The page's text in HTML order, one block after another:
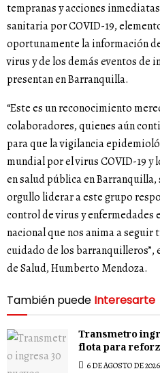
tempranas y acciones
sanitaria por COVID-19,
oportunamente la información
virus y de los demás eventos de
presentan en Barranquilla.
“Este es un reconocimiento
colaboradores, quienes aún
para que la vigilancia
mundial por el virus COVID-19 y
en salud pública en
orgullo liderar a este grupo
control de virus y
nacional que nos anima a seguir
cuidado de los
de Salud, Humberto Mendoza.
También puede Interesarte
Transmetro
flota para
6 DE AGOSTO DE 2026